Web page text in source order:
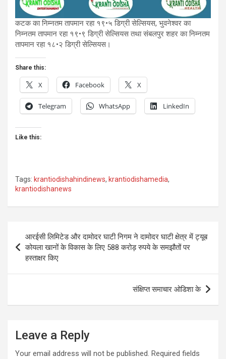
कटक का निम्नतम तापमान रहा १९•५ डिग्री सेल्सियस, भुवनेश्वर का
निम्नतम तापमान रहा १९•९ डिग्री सेल्सियस तथा संबलपुर शहर का निम्नतम
तापमान रहा १८•२ डिग्री सेल्सियस।
Share this:
X Facebook X
Telegram WhatsApp LinkedIn
Like this:
Tags: krantiodishahindinews, krantiodishamedia,
krantiodishanews
navigation
आरईसी लिमिटेड और दामोदर घाटी निगम ने दामोदर घाटी क्षेत्र में ट्यूब
कोयला खानों के विकास के लिए 588 करोड़ रुपये के समझौतों पर
हस्ताक्षर किए
संक्षिप्त समाचार ओडिशा के
Leave a Reply
Your email address will not be published. Required fields